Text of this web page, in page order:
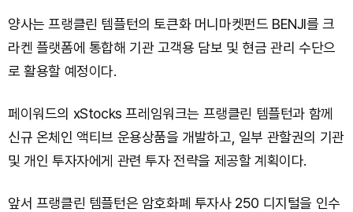
양사는 프랭클린 템플턴의 토큰화 머니마켓펀드 BENJI를 크
라켄 플랫폼에 통합해 기관 고객용 담보 및 현금 관리 수단으
로 활용할 예정이다.
페이워드의 xStocks 프레임워크는 프랭클린 템플턴과 함께
신규 온체인 액티브 운용상품을 개발하고, 일부 관할권의 기관
및 개인 투자자에게 관련 투자 전략을 제공할 계획이다.
앞서 프랭클린 템플턴은 암호화폐 투자사 250 디지털을 인수